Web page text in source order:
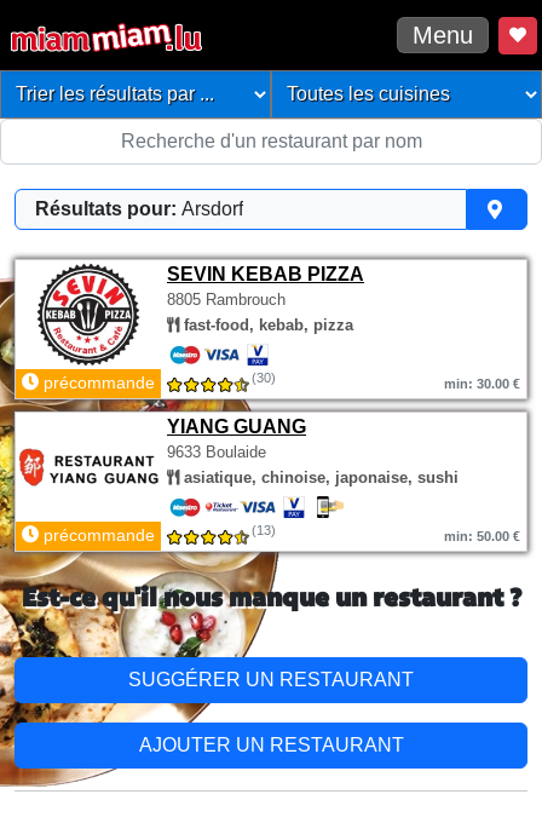
Menu
Résultats pour: Arsdorf
SEVIN KEBAB PIZZA
8805 Rambrouch
fast-food, kebab, pizza
précommande (30) min: 30.00 €
YIANG GUANG
9633 Boulaide
asiatique, chinoise, japonaise, sushi
précommande (13) min: 50.00 €
Est-ce qu'il nous manque un restaurant ?
SUGGÉRER UN RESTAURANT
AJOUTER UN RESTAURANT